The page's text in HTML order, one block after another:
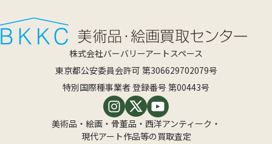
株式会社バーバリーアートスペース
東京都公安委員会許可 第306629702079号
特別国際種事業者 登録番号 第00443号
美術品・絵画・骨董品・西洋アンティーク・
現代アート作品等の買取査定